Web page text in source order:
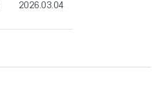
2026.03.04